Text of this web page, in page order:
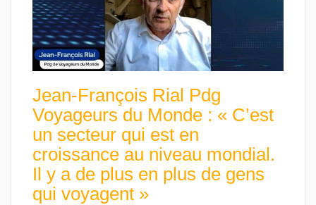
Jean-François Rial Pdg
Voyageurs du Monde : « C’est
un secteur qui est en
croissance au niveau mondial.
Il y a de plus en plus de gens
qui voyagent »